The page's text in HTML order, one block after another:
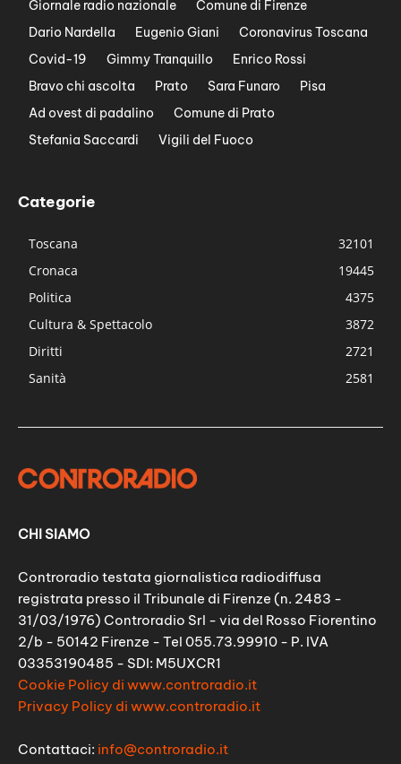
Giornale radio nazionale
Comune di Firenze
Dario Nardella
Eugenio Giani
Coronavirus Toscana
Covid-19
Gimmy Tranquillo
Enrico Rossi
Bravo chi ascolta
Prato Sara Funaro
Pisa
Ad ovest di padalino
Comune di Prato
Stefania Saccardi
Vigili del Fuoco
Categorie
Toscana
32101
Cronaca
19445
Politica
4375
Cultura & Spettacolo
3872
Diritti
2721
Sanità
2581
CHI SIAMO
Controradio testata giornalistica radiodiffusa
registrata presso il Tribunale di Firenze (n. 2483 -
31/03/1976) Controradio Srl - via del Rosso Fiorentino
2/b - 50142 Firenze - Tel 055.73.99910 - P. IVA
03353190485 - SDI: M5UXCR1
Cookie Policy di www.controradio.it
Privacy Policy di www.controradio.it
Contattaci: info@controradio.it